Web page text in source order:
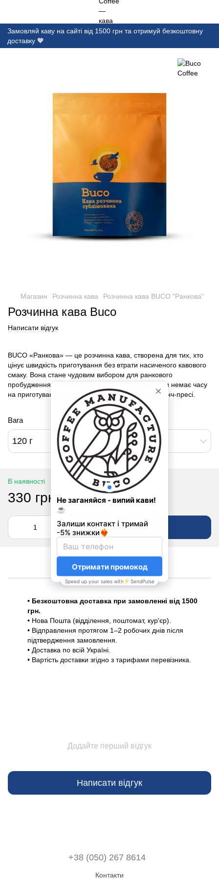
Замовляй каву на сайті від 1500 грн та отримуй безкоштовну
доставку 🧡
Магазин Розчинна кава Розчинна кава BUCO "Ранкова"
Розчинна кава Buco
Написати відгук
BUCO «Ранкова» — це розчинна кава, створена для тих, хто
цінує швидкість приготування без втрати насиченого кавового
смаку. Вона стане чудовим вибором для ранкового
пробудження, офісної перерви або ситуацій, коли немає часу
на приготування кави в турці, кавомашині чи френч-пресі.
Вага
120 г
В наявності
330 грн
Купити
Опис Доставка Відгуки
• Безкоштовна доставка при замовленні від 1500
грн.
• Нова Пошта (відділення, поштомат, кур'єр).
• Відправлення протягом 1–2 робочих днів після
підтвердження замовлення.
• Доставка по всій Україні.
• Вартість доставки згідно з тарифами перевізника.
Додайте перший відгук
Написати відгук
+38 (050) 267 8614
Контакти